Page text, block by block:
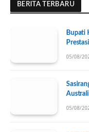
BERITA TERBARU
Bupati
05/08/
05/08/